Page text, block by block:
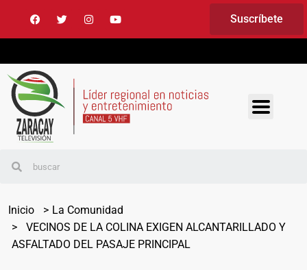
Suscríbete
Inicio
La Comunidad
VECINOS DE LA COLINA EXIGEN ALCANTARILLADO Y
ASFALTADO DEL PASAJE PRINCIPAL